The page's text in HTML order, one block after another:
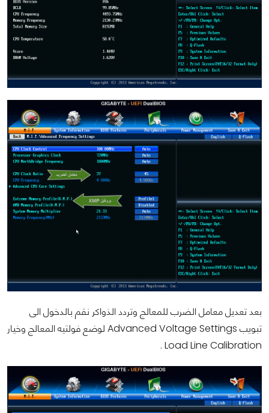
بعد تعديل معامل الضرب للمعالج وتردد الذواكر نقم بالدخول الى
تبويب Advanced Voltage Settings لوضع فولتيه المعالج وخيار
Load Line Calibration .